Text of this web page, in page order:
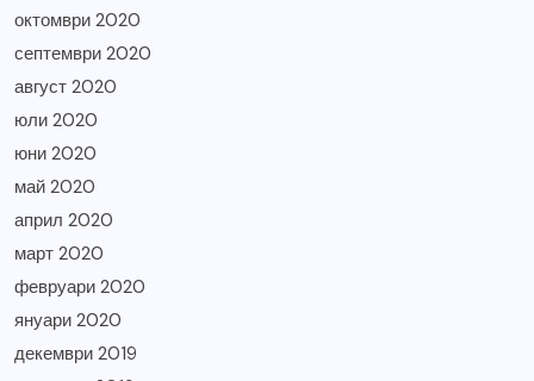
октомври 2020
септември 2020
август 2020
юли 2020
юни 2020
май 2020
април 2020
март 2020
февруари 2020
януари 2020
декември 2019